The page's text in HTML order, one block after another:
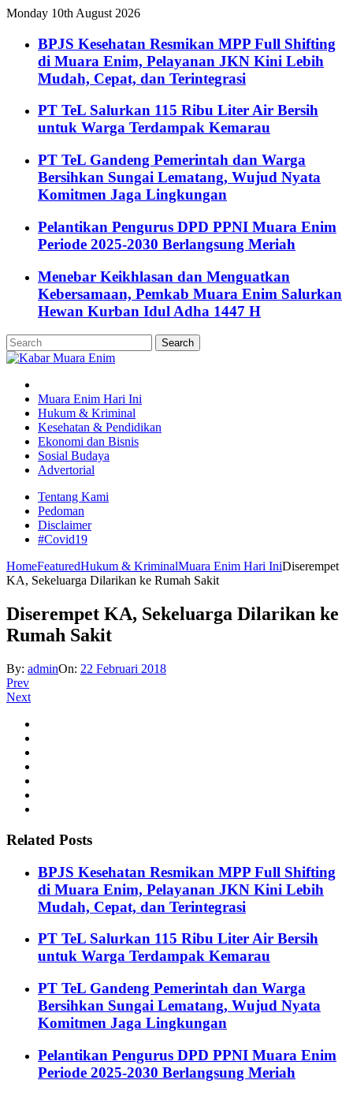
Monday 10th August 2026
BPJS Kesehatan Resmikan MPP Full Shifting
di Muara Enim, Pelayanan JKN Kini Lebih
Mudah, Cepat, dan Terintegrasi
PT TeL Salurkan 115 Ribu Liter Air Bersih
untuk Warga Terdampak Kemarau
PT TeL Gandeng Pemerintah dan Warga
Bersihkan Sungai Lematang, Wujud Nyata
Komitmen Jaga Lingkungan
Pelantikan Pengurus DPD PPNI Muara Enim
Periode 2025-2030 Berlangsung Meriah
Menebar Keikhlasan dan Menguatkan
Kebersamaan, Pemkab Muara Enim Salurkan
Hewan Kurban Idul Adha 1447 H
Muara Enim Hari Ini
Hukum & Kriminal
Kesehatan & Pendidikan
Ekonomi dan Bisnis
Sosial Budaya
Advertorial
Tentang Kami
Pedoman
Disclaimer
#Covid19
HomeFeaturedHukum & KriminalMuara Enim Hari IniDiserempet
KA, Sekeluarga Dilarikan ke Rumah Sakit
Diserempet KA, Sekeluarga Dilarikan ke
Rumah Sakit
By: adminOn: 22 Februari 2018
Prev
Next
Related Posts
BPJS Kesehatan Resmikan MPP Full Shifting
di Muara Enim, Pelayanan JKN Kini Lebih
Mudah, Cepat, dan Terintegrasi
PT TeL Salurkan 115 Ribu Liter Air Bersih
untuk Warga Terdampak Kemarau
PT TeL Gandeng Pemerintah dan Warga
Bersihkan Sungai Lematang, Wujud Nyata
Komitmen Jaga Lingkungan
Pelantikan Pengurus DPD PPNI Muara Enim
Periode 2025-2030 Berlangsung Meriah